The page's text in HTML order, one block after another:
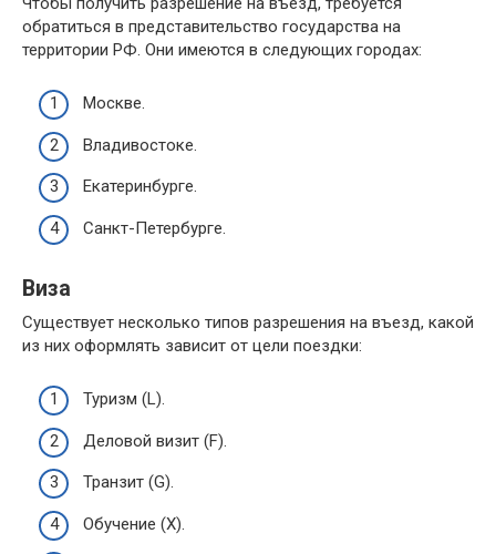
обратиться в представительство государства на
территории РФ. Они имеются в следующих городах:
Москве.
Владивостоке.
Екатеринбурге.
Санкт-Петербурге.
Виза
Существует несколько типов разрешения на въезд, какой
из них оформлять зависит от цели поездки:
Туризм (L).
Деловой визит (F).
Транзит (G).
Обучение (X).